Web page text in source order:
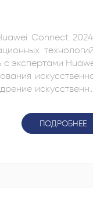
Connect
ПОДРОБНЕЕ